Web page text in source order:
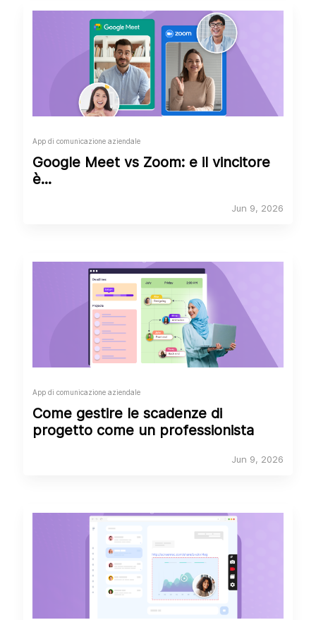
App di comunicazione aziendale
Google Meet vs Zoom: e il vincitore
è...
Jun 9, 2026
App di comunicazione aziendale
Come gestire le scadenze di
progetto come un professionista
Jun 9, 2026